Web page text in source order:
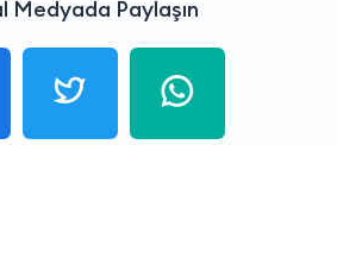
Medyada Paylaşın